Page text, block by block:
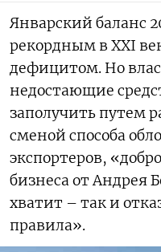
Январский баланс
рекордным в XXI
дефицитом. Но
недостающие
заполучить путем
сменой способа
экспортеров,
бизнеса от Андрея
хватит – так и
правила».